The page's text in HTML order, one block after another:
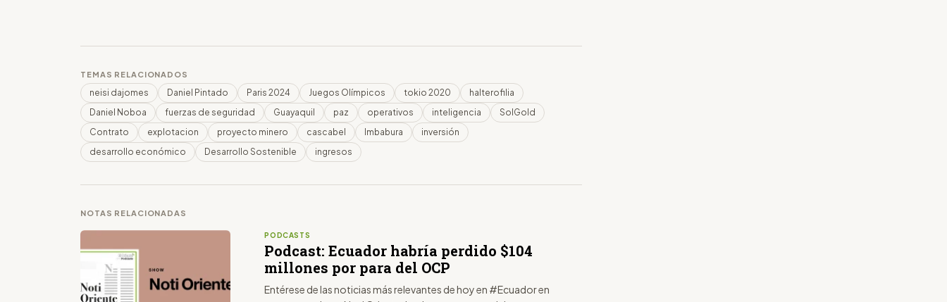
TEMAS RELACIONADOS
neisi dajomes Daniel Pintado Paris 2024 Juegos Olímpicos tokio 2020
halterofilia
Daniel Noboa
fuerzas de seguridad Guayaquil paz operativos inteligencia
SolGold
Contrato
explotacion proyecto minero cascabel Imbabura
inversión
desarrollo económico
Desarrollo Sostenible ingresos
NOTAS RELACIONADAS
PODCASTS
Podcast: Ecuador habría perdido $104
millones por para del OCP
Entérese de las noticias más relevantes de hoy en #Ecuador en